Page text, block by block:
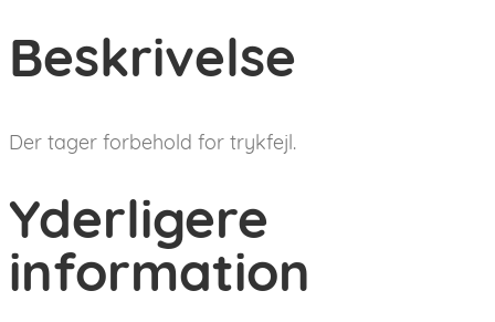
Beskrivelse
Der tager forbehold for trykfejl.
Yderligere
information